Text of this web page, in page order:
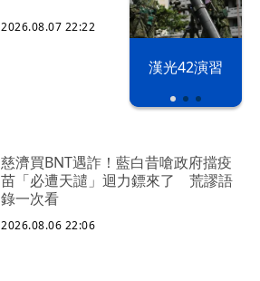
漢光42演習
2026.08.07 22:22
慈濟買BNT遇詐！藍白昔嗆政府擋疫
苗「必遭天譴」迴力鏢來了 荒謬語
錄一次看
2026.08.06 22:06